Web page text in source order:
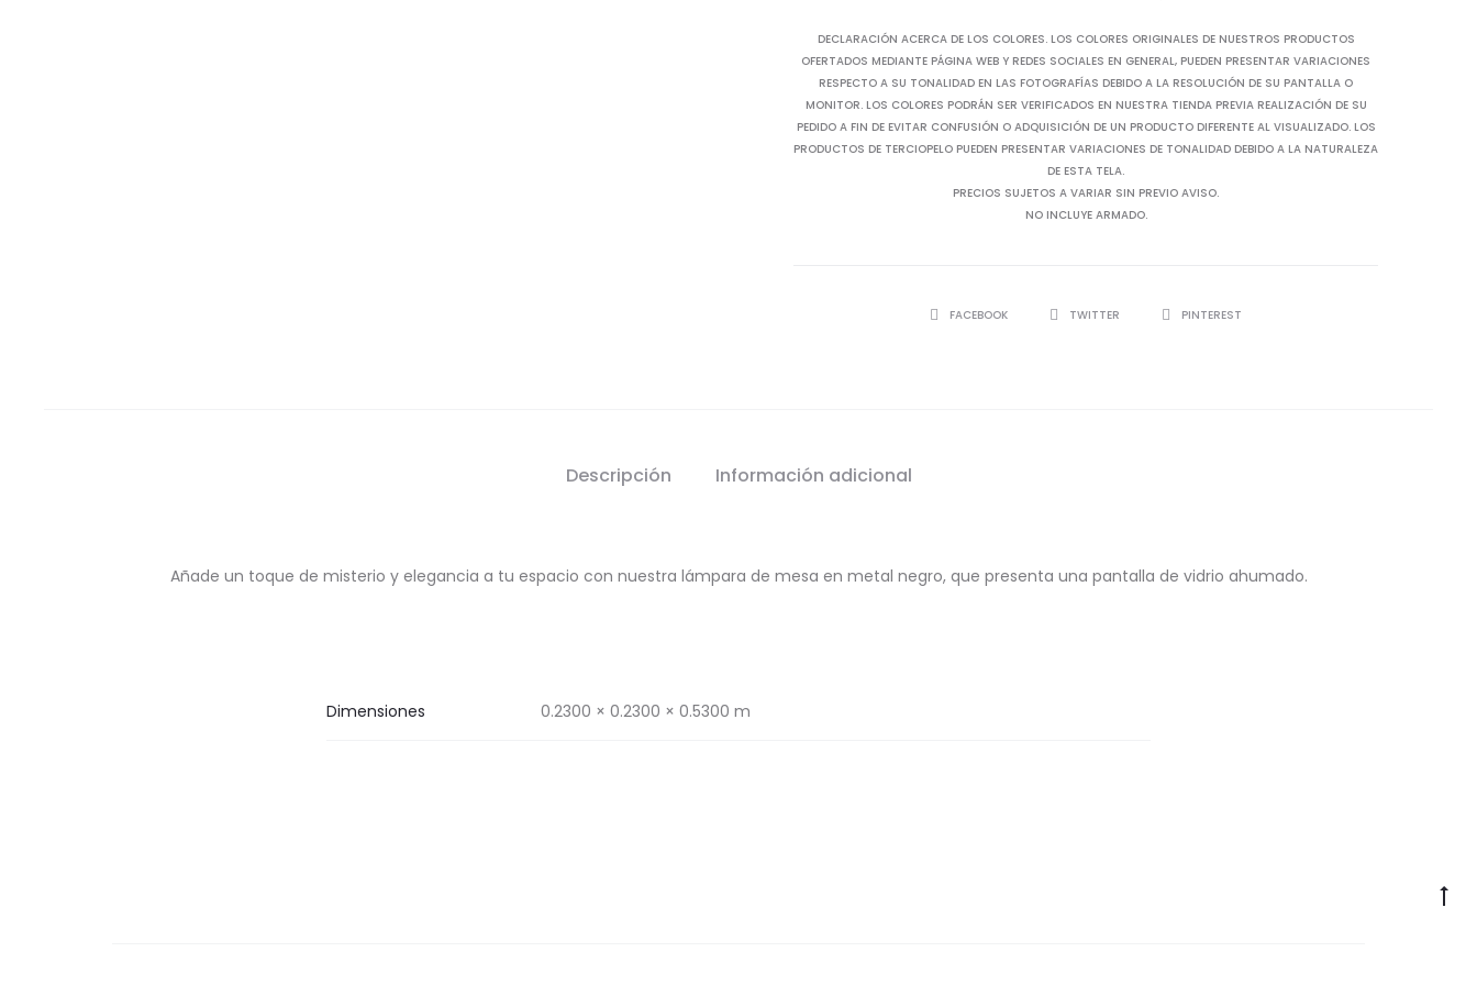
DECLARACIÓN ACERCA DE LOS COLORES. LOS COLORES ORIGINALES DE NUESTROS PRODUCTOS
OFERTADOS MEDIANTE PÁGINA WEB Y REDES SOCIALES EN GENERAL, PUEDEN PRESENTAR VARIACIONES
RESPECTO A SU TONALIDAD EN LAS FOTOGRAFÍAS DEBIDO A LA RESOLUCIÓN DE SU PANTALLA O
MONITOR. LOS COLORES PODRÁN SER VERIFICADOS EN NUESTRA TIENDA PREVIA REALIZACIÓN DE SU
PEDIDO A FIN DE EVITAR CONFUSIÓN O ADQUISICIÓN DE UN PRODUCTO DIFERENTE AL VISUALIZADO. LOS
PRODUCTOS DE TERCIOPELO PUEDEN PRESENTAR VARIACIONES DE TONALIDAD DEBIDO A LA NATURALEZA
DE ESTA TELA.
PRECIOS SUJETOS A VARIAR SIN PREVIO AVISO.
NO INCLUYE ARMADO.
SHAREFACEBOOK TWITTER PINTEREST
Descripción Información adicional
Añade un toque de misterio y elegancia a tu espacio con nuestra lámpara de mesa en metal negro, que presenta una pantalla de vidrio ahumado.
Dimensiones 0.2300 × 0.2300 × 0.5300 m